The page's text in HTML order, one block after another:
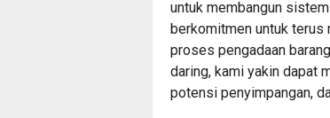
untuk membangun
berkomitmen untuk terus
proses pengadaan
daring, kami yakin dapat
potensi penyimpangan,